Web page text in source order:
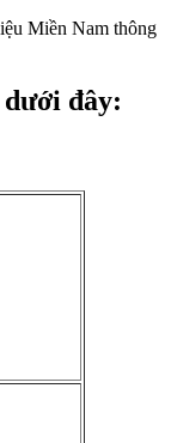
Miền Nam thông
dưới đây: